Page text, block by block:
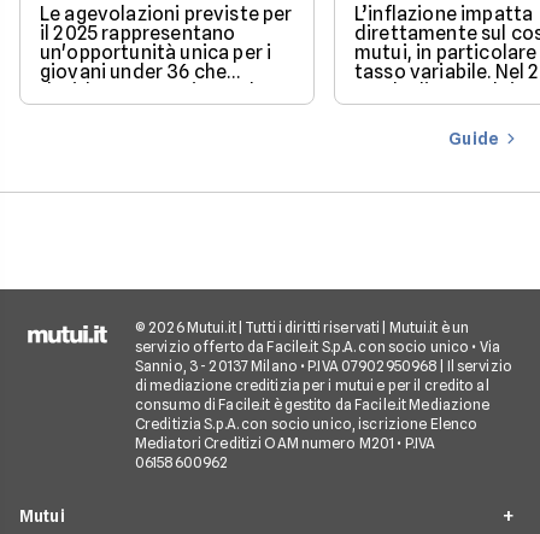
Le agevolazioni previste per
il 2025 rappresentano
un'opportunità unica per i
giovani under 36 che
desiderano acquistare la
loro prima casa.
L’inflazione impatta
direttamente sul
mutui, in particolare
tasso variabile. Nel
con la discesa dei
il mercato offre
più favorevoli per
finanziareGuide
© 2026 Mutui.it | Tutti i diritti riservati | Mutui.it è un
servizio offerto da Facile.it S.p.A. con socio unico • Via
Sannio, 3 - 20137 Milano • P.IVA 07902950968 | Il servizio
di mediazione creditizia per i mutui e per il credito al
consumo di Facile.it è gestito da Facile.it Mediazione
Creditizia S.p.A. con socio unico, iscrizione Elenco
Mediatori Creditizi OAM numero M201 • P.IVA
06158600962
Mutui